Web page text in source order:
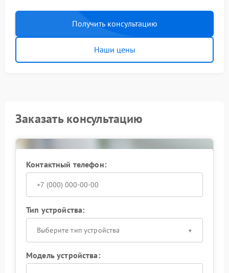
Получить консультацию
Наши цены
Заказать консультацию
Контактный телефон:
Тип устройства:
Выберите тип устройства
Модель устройства: